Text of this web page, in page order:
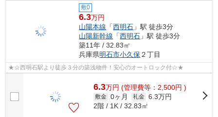
敷0
6.3万円
山陽本線 「西明石 」駅 徒歩3分
山陽新幹線 「西明石 」駅 徒歩3分
築11年 / 32.83㎡
兵庫県明石市小久保２丁目
★☆西明石駅より徒歩３分の築浅物件！安心のオートロック付☆★
6.3万円 (管理費等：2,500円 )
敷金 0ヶ月 礼金 6.3万円
2階 / 1K / 32.83㎡